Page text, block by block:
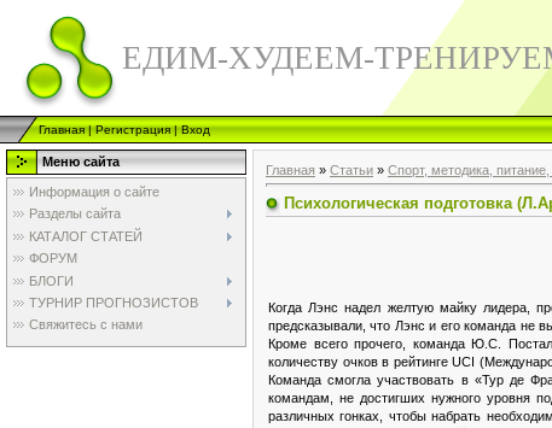
ЕДИМ-ХУДЕЕМ-
Главная|Регистрация|Вход
Меню сайта
Информация о сайте
Разделы сайта
КАТАЛОГ СТАТЕЙ
ФОРУМ
БЛОГИ
ТУРНИР ПРОГНОЗИСТОВ
Свяжитесь с нами
Главная » Статьи » Спорт, методика,
Психологическая подготовка
Когда Лэнс надел желтую майку лидера,
предсказывали, что Лэнс и его команда не
Кроме всего прочего, команда Ю.С.
количеству очков в рейтингеUCI
Команда смогла участвовать в «Тур де
командам, не достигших нужного уровня
различных гонках, чтобы набрать